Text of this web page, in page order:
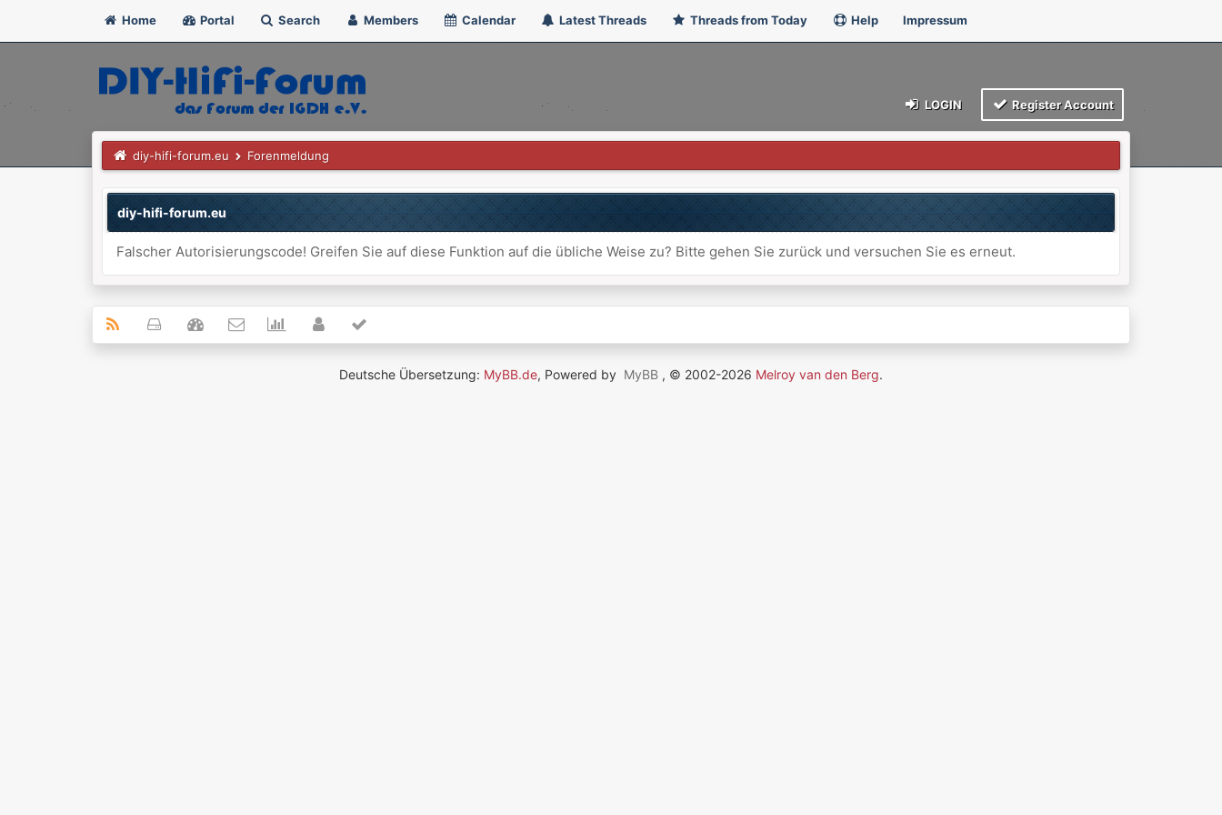
Home Portal Search Members Calendar Latest Threads Threads from Today Help Impressum
LOGIN Register Account
diy-hifi-forum.eu Forenmeldung
diy-hifi-forum.eu
Falscher Autorisierungscode! Greifen Sie auf diese Funktion auf die übliche Weise zu? Bitte gehen Sie zurück und versuchen Sie es erneut.
Deutsche Übersetzung: MyBB.de, Powered by MyBB , © 2002-2026 Melroy van den Berg.